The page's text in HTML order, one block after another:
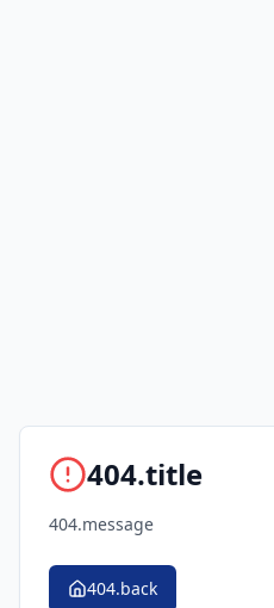
404.title
404.message
404.back